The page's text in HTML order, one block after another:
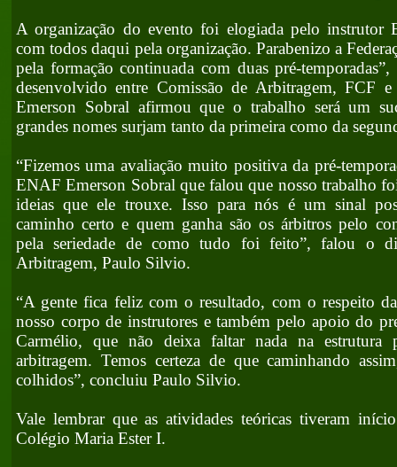
A organização do evento foi elogiada pelo instrutor
com todos daqui pela organização. Parabenizo a
pela formação continuada com duas pré-
desenvolvido entre Comissão de Arbitragem, FCF
Emerson Sobral afirmou que o trabalho será um
grandes nomes surjam tanto da primeira como da
“Fizemos uma avaliação muito positiva da pré-
ENAF Emerson Sobral que falou que nosso trabalho
ideias que ele trouxe. Isso para nós é um sinal
caminho certo e quem ganha são os árbitros pelo
pela seriedade de como tudo foi feito”, falou o
Arbitragem, Paulo Silvio.
“A gente fica feliz com o resultado, com o respeito
nosso corpo de instrutores e também pelo apoio do
Carmélio, que não deixa faltar nada na estrutura
arbitragem. Temos certeza de que caminhando
colhidos”, concluiu Paulo Silvio.
Vale lembrar que as atividades teóricas tiveram
Colégio Maria Ester I.